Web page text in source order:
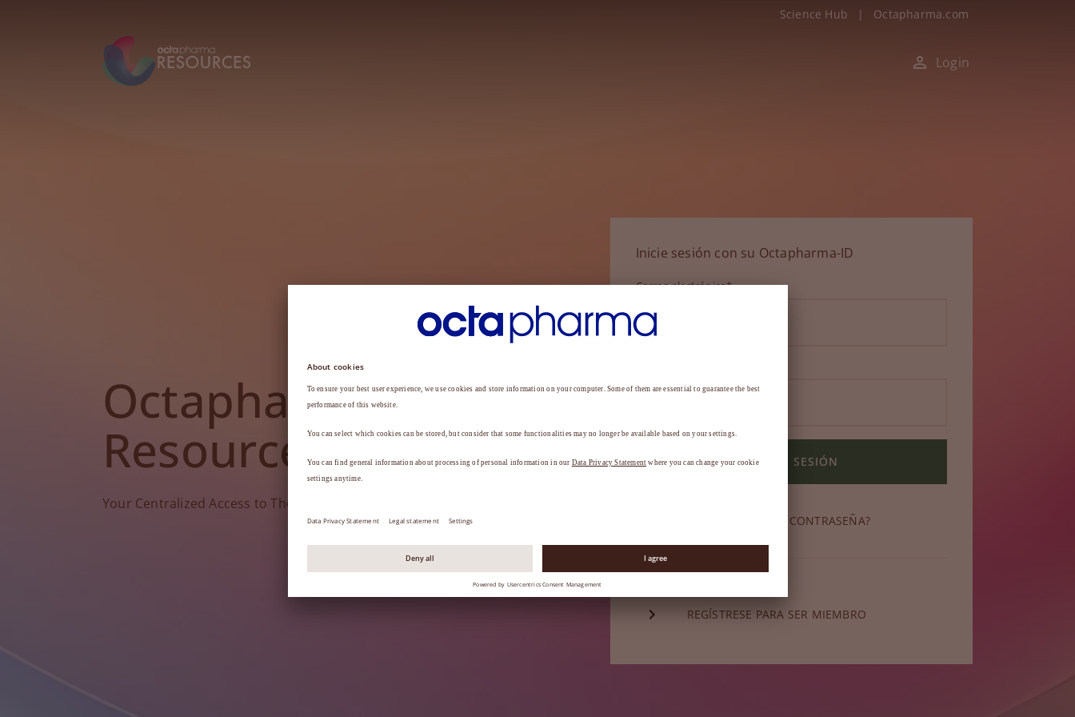
Science Hub | Octapharma.com
Login
Octapharma
Resources
Your Centralized Access to Therapy Tools.
Inicie sesión con su Octapharma-ID
Correo electrónico*
INICIAR SESIÓN
¿HA OLVIDADO SU CONTRASEÑA?
REGÍSTRESE PARA SER MIEMBRO